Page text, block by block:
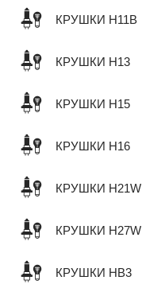
КРУШКИ H11B
КРУШКИ H13
КРУШКИ H15
КРУШКИ H16
КРУШКИ H21W
КРУШКИ H27W
КРУШКИ HB3